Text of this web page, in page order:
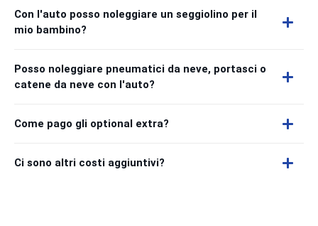
Con l'auto posso noleggiare un seggiolino per il
mio bambino?
Posso noleggiare pneumatici da neve, portasci o
catene da neve con l'auto?
Come pago gli optional extra?
Ci sono altri costi aggiuntivi?